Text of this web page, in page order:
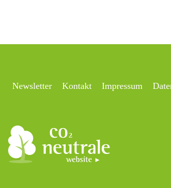
Newsletter Kontakt Impressum